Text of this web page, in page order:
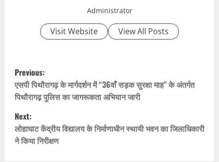
Administrator
Visit Website View All Posts
P
o
s
t
n
Previous:
एसपी पिथौरागढ़ के मार्गदर्शन में “36वाँ सड़क सुरक्षा माह” के अंतर्गत
पिथौरागढ़ पुलिस का जागरूकता अभियान जारी
Next:
लोहाघाट केंद्रीय विद्यालय के निर्माणाधीन स्थायी भवन का जिलाधिकारी
ने किया निरीक्षण